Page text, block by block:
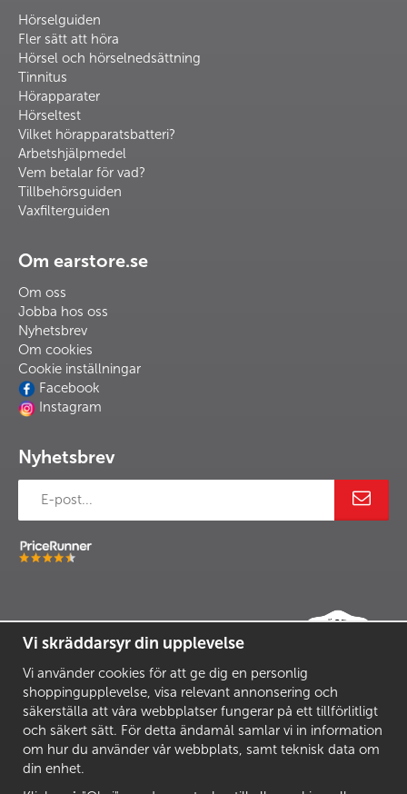
Hörselguiden
Fler sätt att höra
Hörsel och hörselnedsättning
Tinnitus
Hörapparater
Hörseltest
Vilket hörapparatsbatteri?
Arbetshjälpmedel
Vem betalar för vad?
Tillbehörsguiden
Vaxfilterguiden
Om earstore.se
Om oss
Jobba hos oss
Nyhetsbrev
Om cookies
Cookie inställningar
Facebook
Instagram
Nyhetsbrev
Vi skräddarsyr din upplevelse
Vi använder cookies för att ge dig en personlig
shoppingupplevelse, visa relevant annonsering och
säkerställa att våra webbplatser fungerar på ett tillförlitligt
och säkert sätt. För detta ändamål samlar vi in information
om hur du använder vår webbplats, samt teknisk data om
din enhet.